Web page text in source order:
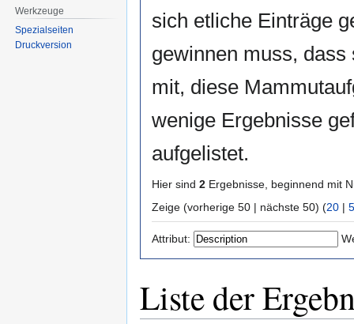
sich etliche Einträge
gewinnen muss,
mit, diese
wenige Ergebnisse
aufgelistet.
Hier sind 2 Ergebnisse, beginnend mit
Zeige (vorherige 50 | nächste 50) (20 |
Attribut:
Liste der
Werkzeuge
Spezialseiten
Druckversion